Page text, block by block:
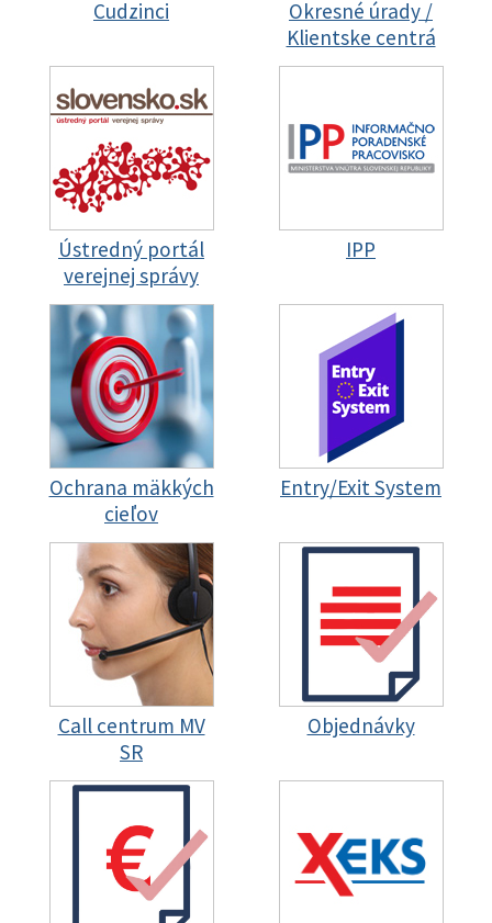
Cudzinci
Okresné úrady /
Klientske centrá
Ústredný portál
verejnej správy
IPP
Ochrana mäkkých
cieľov
Entry/Exit System
Call centrum MV
SR
Objednávky